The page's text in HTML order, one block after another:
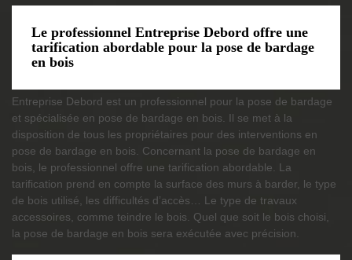
Le professionnel Entreprise Debord offre une
tarification abordable pour la pose de bardage
en bois
Entreprise Debord est un professionnel pour la pose de bardage
et spécialisée en pose de bardage en bois. Il se met à la
disposition de tous les propriétaires pour des interventions en
pose de bardage en bois. Concernant la pose de bardage en
bois, le professionnel offre une tarification abordable. La
tarification prend en compte la surface des murs à barder, le type
de bois utilisé, les difficultés d’accès… Le type de travaux
accessoires, comme teindre le bois. Quel que soit le bois choisi,
la pose de bardage en bois sera exécutée avec précision.